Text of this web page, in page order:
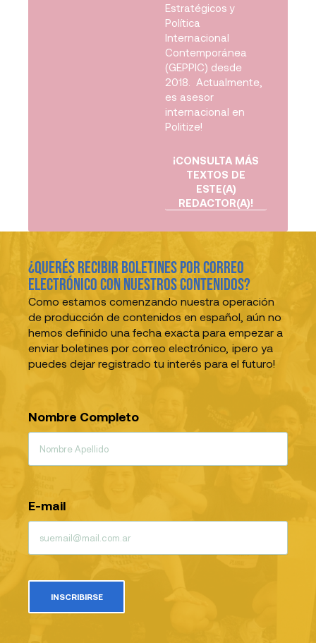
Estratégicos y
Política
Internacional
Contemporánea
(GEPPIC) desde
2018. Actualmente,
es asesor
internacional en
Politize!
¡CONSULTA MÁS
TEXTOS DE
ESTE(A)
REDACTOR(A)!
¿Querés recibir boletines por correo
electrónico con nuestros contenidos?
Como estamos comenzando nuestra operación
de producción de contenidos en español, aún no
hemos definido una fecha exacta para empezar a
enviar boletines por correo electrónico, ¡pero ya
puedes dejar registrado tu interés para el futuro!
Nombre Completo
E-mail